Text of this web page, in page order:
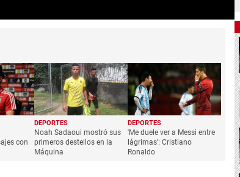
con
DEPORTES
Noah Sadaoui mostró sus
primeros destellos en la
Máquina
DEPORTES
'Me duele ver a Messi entre
lágrimas': Cristiano
Ronaldo